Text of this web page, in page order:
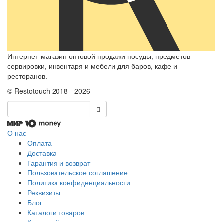
Интернет-магазин оптовой продажи посуды, предметов
сервировки, инвентаря и мебели для баров, кафе и
ресторанов.
© Restotouch 2018 - 2026
О нас
Оплата
Доставка
Гарантия и возврат
Пользовательское соглашение
Политика конфиденциальности
Реквизиты
Блог
Каталоги товаров